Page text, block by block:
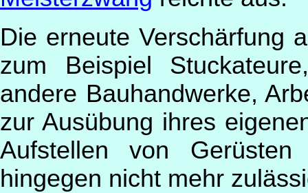
Die erneute Verschärfung
zum Beispiel
andere Bauhandwerke,
zur Ausübung ihres
Aufstellen von
hingegen nicht mehr